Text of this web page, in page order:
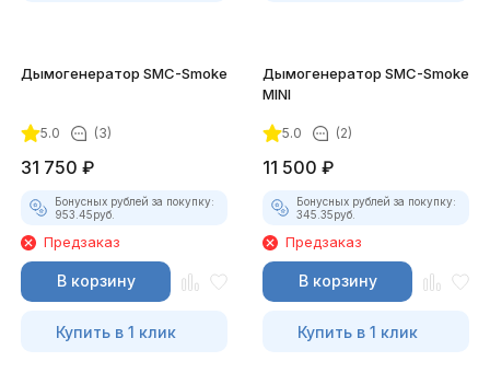
Дымогенератор SMC-Smoke
5.0 (3)
31 750 ₽
Бонусных рублей за покупку:
953.45руб.
Предзаказ
В корзину
Купить в 1 клик
Дымогенератор SMC-Smoke
MINI
5.0 (2)
11 500 ₽
Бонусных рублей за покупку:
345.35руб.
Предзаказ
В корзину
Купить в 1 клик